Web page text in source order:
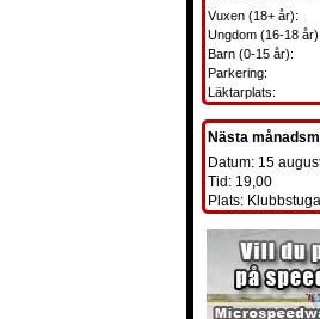
Vuxen (18+ år):
Ungdom (16-18 år):
Barn (0-15 år):
Parkering:
Läktarplats:
Nästa
Datum: 15
Tid: 19,00
Plats: